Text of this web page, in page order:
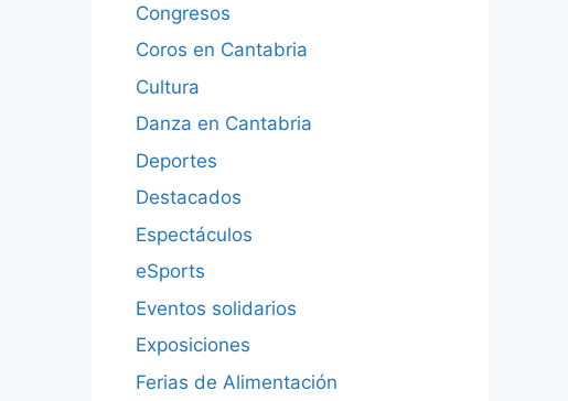
Congresos
Coros en Cantabria
Cultura
Danza en Cantabria
Deportes
Destacados
Espectáculos
eSports
Eventos solidarios
Exposiciones
Ferias de Alimentación